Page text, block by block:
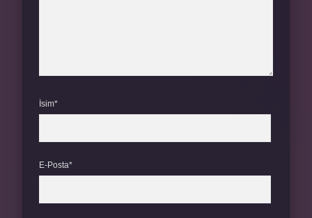
İsim*
E-Posta*